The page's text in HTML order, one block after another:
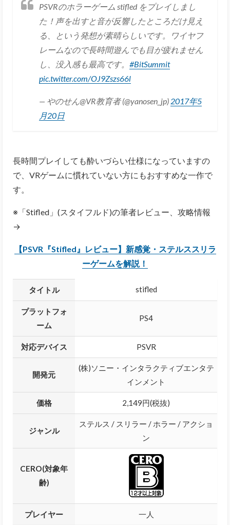
PSVRのホラーゲーム stifled をプレイしまし
た！声を出すと音が反響したところだけ見え
る、という発想が素晴らしいです。ワイヤフ
レームなので長時間遊んでも目が疲れません
し、没入感も最高です。#BitSummit
pic.twitter.com/OJ9Zszs66l
— やのせん@VR教育者 (@yanosen_jp) 2017年5
月20日
長時間プレイしても酔いづらい仕様になっていますの
で、VRゲームに慣れていない方にもおすすめな一作で
す。
※「Stifled」(スタイフルド)の筆者レビュー、攻略情報
→
【PSVR『Stifled』レビュー】新感覚・ステルススリラ
ーゲームを解説！
タイトル stifled
プラットフォ
ーム
PS4
対応デバイス PSVR
開発元
(株)ソニー・インタラクティブエンタテ
インメント
価格 2,149円(税抜)
ジャンル
ステルス / スリラー / ホラー / アクショ
ン
CERO(対象年
齢)
プレイヤー 一人